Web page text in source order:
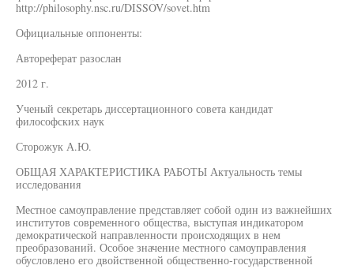
http://philosophy.nsc.ru/DISSOV/sovet.htm
Официальные оппоненты:
Автореферат разослан
2012 г.
Ученый секретарь диссертационного совета кандидат
философских наук
Сторожук А.Ю.
ОБЩАЯ ХАРАКТЕРИСТИКА РАБОТЫ Актуальность темы
исследования
Местное самоуправление представляет собой один из важнейших
институтов современного общества, выступая индикатором
демократической направленности происходящих в нем
преобразований. Особое значение местного самоуправления
обусловлено его двойственной общественно-государственной